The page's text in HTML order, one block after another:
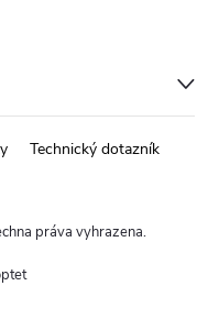
Technický dotazník
práva vyhrazena.